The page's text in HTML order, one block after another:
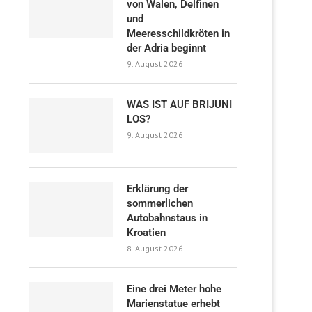
von Walen, Delfinen
und
Meeresschildkröten in
der Adria beginnt
9. August 2026
WAS IST AUF BRIJUNI
LOS?
9. August 2026
Erklärung der
sommerlichen
Autobahnstaus in
Kroatien
8. August 2026
Eine drei Meter hohe
Marienstatue erhebt